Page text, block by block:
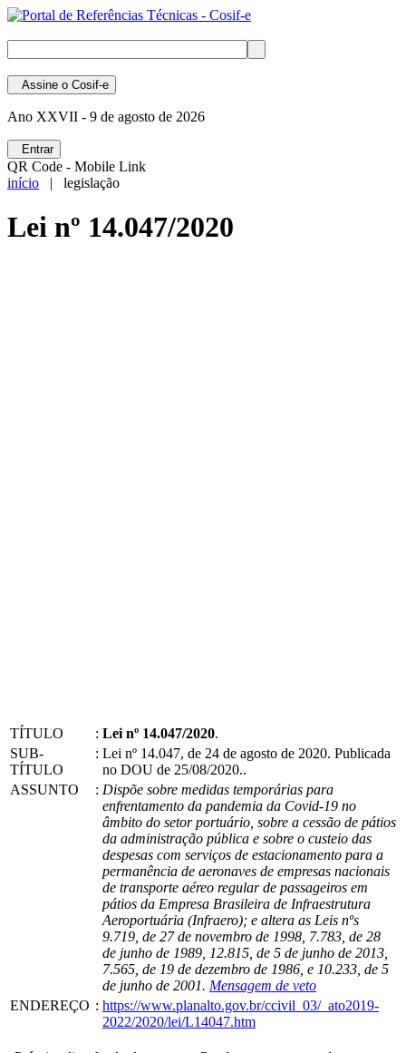
Assine o Cosif-e
Ano XXVII - 9 de agosto de 2026
Entrar
QR Code - Mobile Link
início | legislação
Lei nº 14.047/2020
TÍTULO : Lei nº 14.047/2020.
SUB-
TÍTULO
: Lei nº 14.047, de 24 de agosto de 2020. Publicada
no DOU de 25/08/2020..
ASSUNTO
: Dispõe sobre medidas temporárias para
enfrentamento da pandemia da Covid-19 no
âmbito do setor portuário, sobre a cessão de pátios
da administração pública e sobre o custeio das
despesas com serviços de estacionamento para a
permanência de aeronaves de empresas nacionais
de transporte aéreo regular de passageiros em
pátios da Empresa Brasileira de Infraestrutura
Aeroportuária (Infraero); e altera as Leis nºs
9.719, de 27 de novembro de 1998, 7.783, de 28
de junho de 1989, 12.815, de 5 de junho de 2013,
7.565, de 19 de dezembro de 1986, e 10.233, de 5
de junho de 2001. Mensagem de veto
ENDEREÇO : https://www.planalto.gov.br/ccivil_03/_ato2019-
2022/2020/lei/L14047.htm